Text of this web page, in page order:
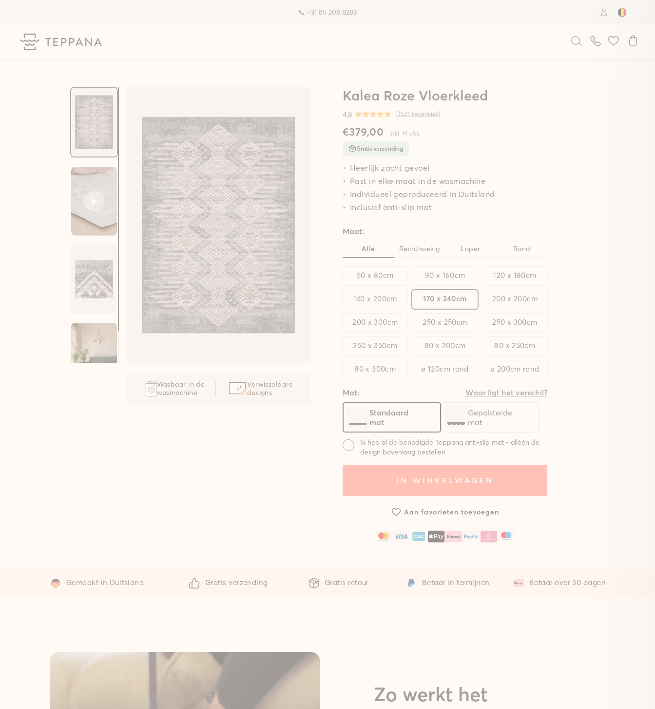
📞 +31 85 208 8283 Country:
Wasbaar in de
wasmachine
Verwisselbare
designs
Kalea Roze Vloerkleed
4,8 (3521 recensies)
€379,00 inkl. MwSt.
Gratis verzending
Heerlijk zacht gevoel
Past in elke maat in de wasmachine
Individueel geproduceerd in Duitsland
Inclusief anti-slip mat
Maat:
Alle Rechthoekig Loper Rond
50 x 80cm 90 x 160cm 120 x 180cm
140 x 200cm 170 x 240cm 200 x 200cm
200 x 300cm 250 x 250cm 250 x 300cm
250 x 350cm 80 x 200cm 80 x 250cm
80 x 300cm ø 120cm rond ø 200cm rond
Mat: Waar ligt het verschil?
Standaard
mat
Gepolsterde
mat
Ik heb al de benodigde Teppana anti-slip mat - alléén de
design bovenlaag bestellen
IN WINKELWAGEN
Aan favorieten toevoegen
Gemaakt in Duitsland Gratis verzending Gratis retour Betaal in termijnen Betaal over 30 dagen
Zo werkt het